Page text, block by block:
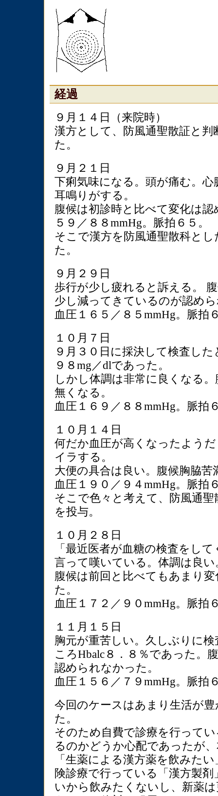
経過
９月１４日（来院時）
漢方として、防風通聖散証と判
た。
９月２１日
下痢気味になる。頭が痛む。
耳鳴りがする。
腹候は初診時と比べて変化は
５９／８８mmHg。脈拍６５。
そこで漢方を防風通聖散科と
た。
９月２９日
歩行が少し疲れると訴える。
少し減ってきているのが認め
血圧１６５／８５mmHg。脈拍
１０月７日
９月３０日に採決して検査し
９８mg／dlであった。
しかし体調は非常に良くなる
無くなる。
血圧１６９／８８mmHg。脈拍
１０月１４日
何だか血圧が高くなったよう
イラする。
大便の具合は良い。腹候胸脇苦
血圧１９０／９４mmHg。脈拍
そこで色々と考えて、防風通聖
を投与。
１０月２８日
「最近医者が血糖の検査をし
言って嘆いている。体調は良い
腹候は前回と比べてもあまり
た。
血圧１７２／９０mmHg。脈拍
１１月１５日
胸元が重苦しい。久しぶりに
ころHbalc８．８％であった。
認められなかった。
血圧１５６／７９mmHg。脈拍
今回のケースはあまり生活が
た。
そのため自費で診療を行って
るのかどうか心配であったが
「生薬による漢方薬を飲みた
険診療で行っている「漢方製
いから飲みたくないし、新薬